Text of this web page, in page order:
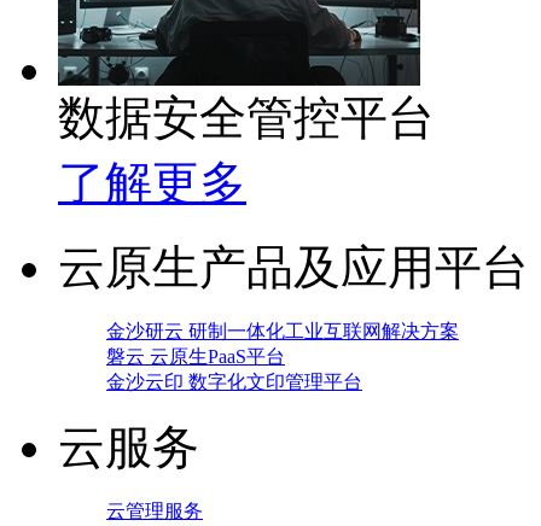
数据安全管控平台
了解更多
云原生产品及应用平台
金沙研云 研制一体化工业互联网解决方案
磐云 云原生PaaS平台
金沙云印 数字化文印管理平台
云服务
云管理服务